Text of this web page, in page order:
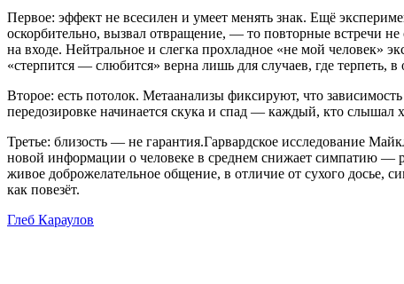
Первое: эффект не всесилен и умеет менять знак. Ещё
оскорбительно, вызвал отвращение, — то повторные встречи
на входе. Нейтральное и слегка прохладное «не мой человек»
«стерпится — слюбится» верна лишь для случаев, где терпеть,
Второе: есть потолок. Метаанализы фиксируют, что
передозировке начинается скука и спад — каждый, кто слышал
Третье: близость — не гарантия.Гарвардское исследование
новой информации о человеке в среднем снижает симпатию —
живое доброжелательное общение, в отличие от сухого
как повезёт.
Глеб Караулов